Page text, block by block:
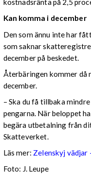
kostnadsränta på 2,5
Kan komma i december
Den som ännu inte har
som saknar
december på beskedet.
Återbäringen kommer då
december.
– Ska du få tillbaka
pengarna. När beloppet
begära utbetalning från
Skatteverket.
Läs mer: Zelenskyj vädjar
Foto: J. Leupe